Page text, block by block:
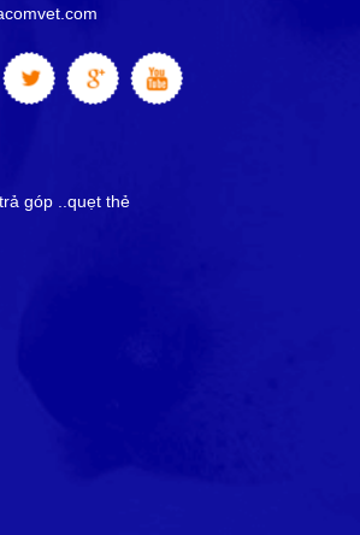
góp ..quẹt thẻ